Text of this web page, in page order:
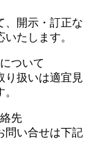
、開示・訂正な
たします。
ついて
り扱いは適宜見
先
問い合せは下記